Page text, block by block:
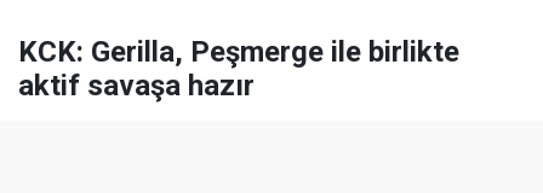
KCK: Gerilla, Peşmerge ile birlikte
aktif savaşa hazır